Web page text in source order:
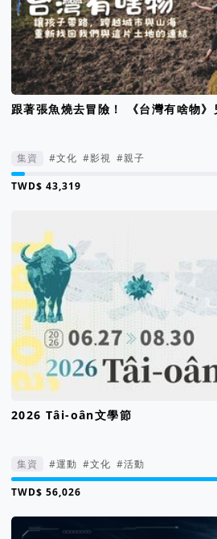
跟著張魚燒去冒險！ 《台灣有啥物》
集資 #文化 #影視 #親子
集資進度 4%
2026 Tâi-oân文學節
集資 #運動 #文化 #活動
集資進度 113%